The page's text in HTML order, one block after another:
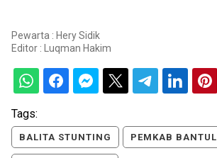
Pewarta : Hery Sidik
Editor :
Luqman Hakim
Tags:
BALITA STUNTING PEMKAB BANTUL